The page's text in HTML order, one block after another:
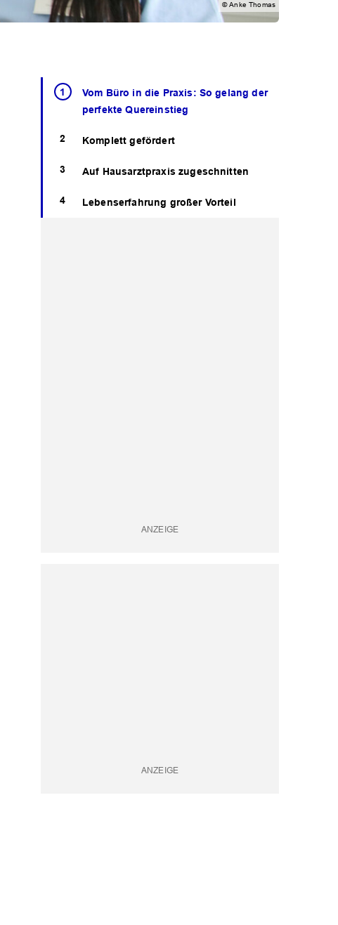
© Anke Thomas
Vom Büro in die Praxis: So gelang der
perfekte Quereinstieg
Komplett gefördert
Auf Hausarztpraxis zugeschnitten
Lebenserfahrung großer Vorteil